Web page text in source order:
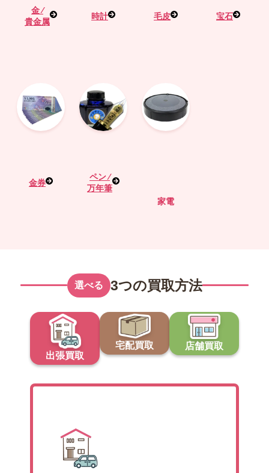
金 ⁄
貴金属
時計 毛皮 宝石
金券
ペン ⁄
万年筆
家電
選べる 3つの買取方法
出張買取
宅配買取 店舗買取